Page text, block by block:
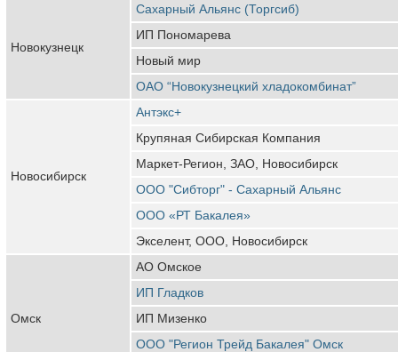
Новокузнецк
Сахарный Альянс (Торгсиб)
ИП Пономарева
Новый мир
ОАО “Новокузнецкий хладокомбинат”
Новосибирск
Антэкс+
Крупяная Сибирская Компания
Маркет-Регион, ЗАО, Новосибирск
ООО "Сибторг" - Сахарный Альянс
ООО «РТ Бакалея»
Экселент, ООО, Новосибирск
Омск
АО Омское
ИП Гладков
ИП Мизенко
ООО "Регион Трейд Бакалея" Омск